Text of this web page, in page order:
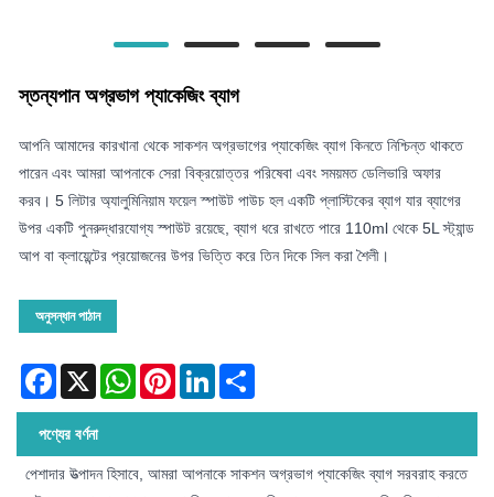
স্তন্যপান অগ্রভাগ প্যাকেজিং ব্যাগ
আপনি আমাদের কারখানা থেকে সাকশন অগ্রভাগের প্যাকেজিং ব্যাগ কিনতে নিশ্চিন্ত থাকতে
পারেন এবং আমরা আপনাকে সেরা বিক্রয়োত্তর পরিষেবা এবং সময়মত ডেলিভারি অফার
করব। 5 লিটার অ্যালুমিনিয়াম ফয়েল স্পাউট পাউচ হল একটি প্লাস্টিকের ব্যাগ যার ব্যাগের
উপর একটি পুনরুদ্ধারযোগ্য স্পাউট রয়েছে, ব্যাগ ধরে রাখতে পারে 110ml থেকে 5L স্ট্যান্ড
আপ বা ক্লায়েন্টের প্রয়োজনের উপর ভিত্তি করে তিন দিকে সিল করা শৈলী।
অনুসন্ধান পাঠান
Facebook
X WhatsAppPinterestLinkedIn
পণ্যের বর্ণনা
পেশাদার উত্পাদন হিসাবে, আমরা আপনাকে সাকশন অগ্রভাগ প্যাকেজিং ব্যাগ সরবরাহ করতে